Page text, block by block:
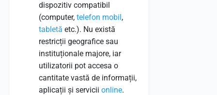
dispozitiv compatibil
(computer, telefon mobil,
tabletă etc.). Nu există
restricții geografice sau
instituționale majore, iar
utilizatorii pot accesa o
cantitate vastă de informații,
aplicații și servicii online.